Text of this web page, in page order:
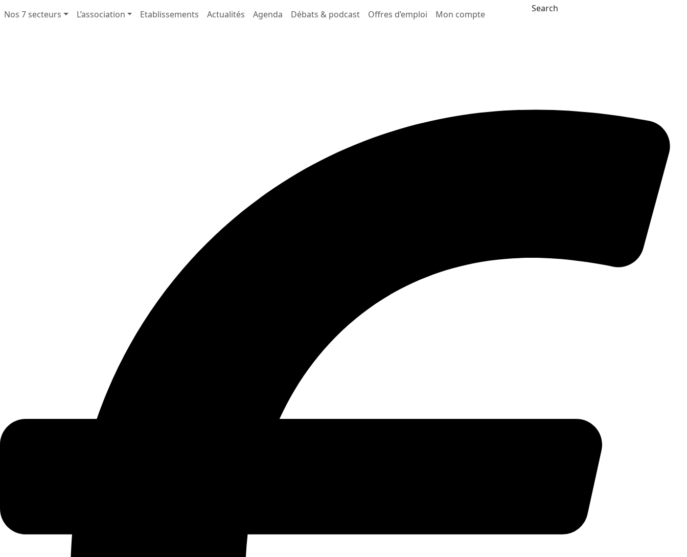
Nos 7 secteurs L’association Etablissements Actualités Agenda Débats & podcast Offres d’emploi Mon compte
Search